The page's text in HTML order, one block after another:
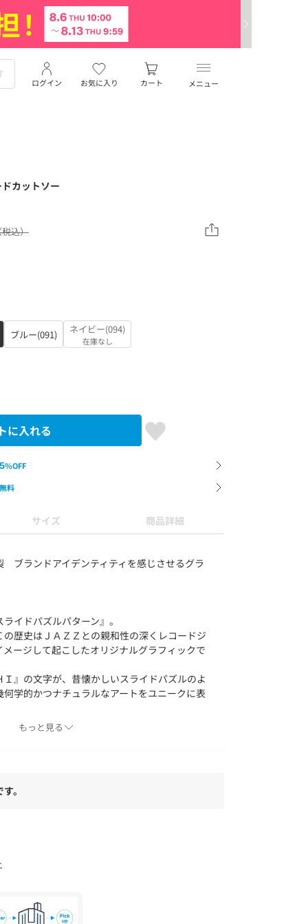
メニュー
お気に入り
ログイン カート
カットソー
込）
ブルー(091) ネイビー(094)
在庫なし
に入れる
5%OFF
料
サイズ 商品詳細
ブランドアイデンティティを感じさせるグラ
イドパズルパターン』。
歴史はＪＡＺＺとの親和性の深くレコードジ
ージして起こしたオリジナルグラフィックで
』の文字が、昔懐かしいスライドパズルのよ
学的かつナチュラルなアートをユニークに表
ックをさりげなくシャドー柄で表現しスタイ
スタイリングに取り入れやすくデイリーに活
などの環境により、若干製品と画像のカラー
もっと見る
。